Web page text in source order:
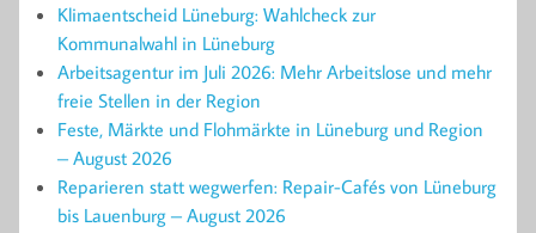
Klimaentscheid Lüneburg: Wahlcheck zur
Kommunalwahl in Lüneburg
Arbeitsagentur im Juli 2026: Mehr Arbeitslose und mehr
freie Stellen in der Region
Feste, Märkte und Flohmärkte in Lüneburg und Region
– August 2026
Reparieren statt wegwerfen: Repair-Cafés von Lüneburg
bis Lauenburg – August 2026